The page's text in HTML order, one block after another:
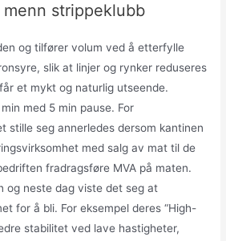
strippeklubb
og tilfører volum ved å etterfylle
slik at linjer og rynker reduseres
et mykt og naturlig utseende.
med 5 min pause. For
stille seg annerledes dersom kantinen
med salg av mat til de
fradragsføre MVA på maten.
og neste dag viste det seg at
for å bli. For eksempel deres “High-
stabilitet ved lave hastigheter,